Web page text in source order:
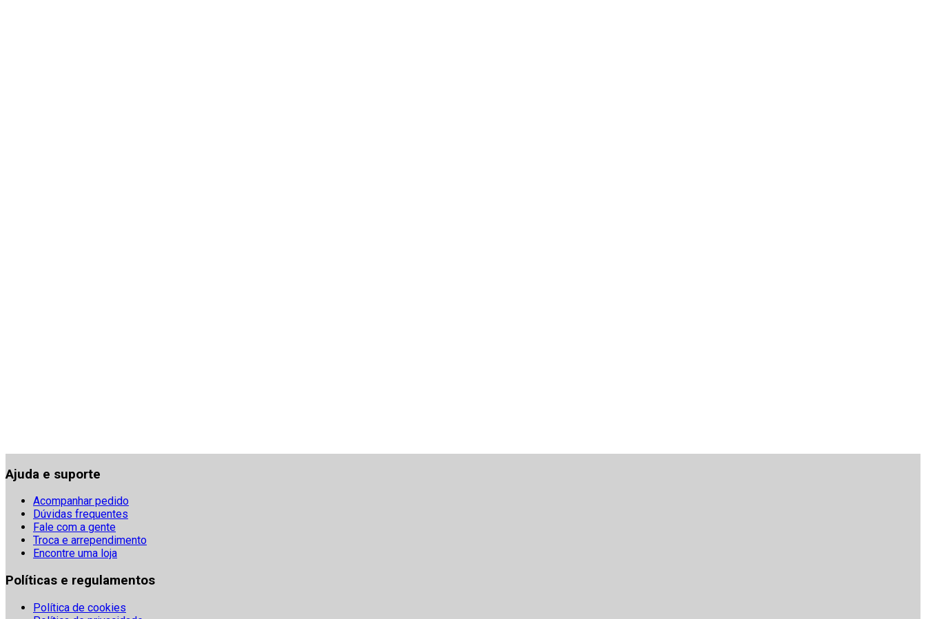
Ajuda e suporte
Acompanhar pedido
Dúvidas frequentes
Fale com a gente
Troca e arrependimento
Encontre uma loja
Políticas e regulamentos
Política de cookies